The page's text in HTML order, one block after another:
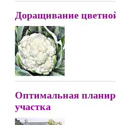
Доращивание
Оптимальная
участка